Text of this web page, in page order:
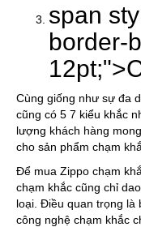
span
border-
12pt;">
Cùng giống như sự đa
cũng có 5 7 kiểu khắc
lượng khách hàng
cho sản phẩm chạm
Để mua Zippo chạm
chạm khắc cũng chỉ
loại. Điều quan trọng là
công nghệ chạm khắc